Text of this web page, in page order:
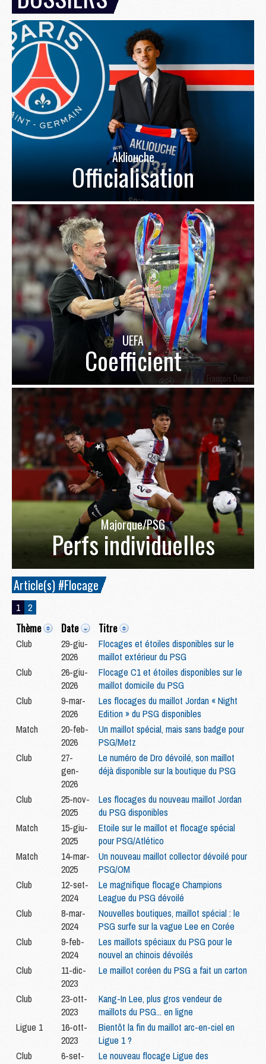
Akliouche
Officialisation
UEFA
Coefficient
Majorque/PSG
Perfs individuelles
Article(s) #Flocage
1 2
Thème Date Titre
Club
29-giu-
2026
Flocages et étoiles disponibles sur le
maillot extérieur du PSG
Club
26-giu-
2026
Flocage C1 et étoiles disponibles sur le
maillot domicile du PSG
Club
9-mar-
2026
Les flocages du maillot Jordan « Night
Edition » du PSG disponibles
Match
20-feb-
2026
Un maillot spécial, mais sans badge pour
PSG/Metz
Club
27-
gen-
2026
Le numéro de Dro dévoilé, son maillot
déjà disponible sur la boutique du PSG
Club
25-nov-
2025
Les flocages du nouveau maillot Jordan
du PSG disponibles
Match
15-giu-
2025
Etoile sur le maillot et flocage spécial
pour PSG/Atlético
Match
14-mar-
2025
Un nouveau maillot collector dévoilé pour
PSG/OM
Club
12-set-
2024
Le magnifique flocage Champions
League du PSG dévoilé
Club
8-mar-
2024
Nouvelles boutiques, maillot spécial : le
PSG surfe sur la vague Lee en Corée
Club
9-feb-
2024
Les maillots spéciaux du PSG pour le
nouvel an chinois dévoilés
Club
11-dic-
2023
Le maillot coréen du PSG a fait un carton
Club
23-ott-
2023
Kang-In Lee, plus gros vendeur de
maillots du PSG... en ligne
Ligue 1
16-ott-
2023
Bientôt la fin du maillot arc-en-ciel en
Ligue 1 ?
Club
6-set-
Le nouveau flocage Ligue des